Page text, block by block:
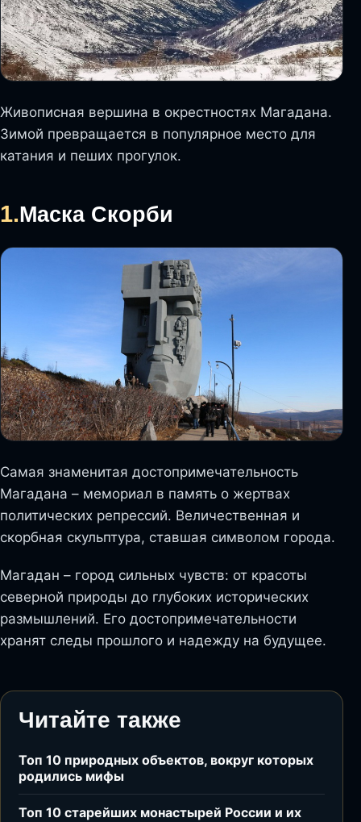
Живописная вершина в окрестностях Магадана.
Зимой превращается в популярное место для
катания и пеших прогулок.
1.Маска Скорби
Самая знаменитая достопримечательность
Магадана – мемориал в память о жертвах
политических репрессий. Величественная и
скорбная скульптура, ставшая символом города.
Магадан – город сильных чувств: от красоты
северной природы до глубоких исторических
размышлений. Его достопримечательности
хранят следы прошлого и надежду на будущее.
Читайте также
Топ 10 природных объектов, вокруг которых
родились мифы
Топ 10 старейших монастырей России и их